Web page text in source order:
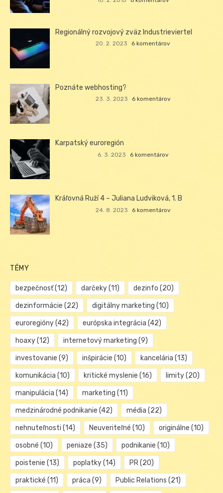
Regionálný rozvojový zväz Industrieviertel
20. 2. 2023 6 komentárov
Poznáte webhosting?
23. 3. 2023 6 komentárov
Karpatský euroregión
6. 3. 2023 6 komentárov
Kráľovná Ruží 4 – Juliana Ludviková, 1. B
24. 8. 2023 6 komentárov
TÉMY
bezpečnosť(12) darčeky(11) dezinfo (20)
dezinformácie (22) digitálny marketing (10)
euroregióny(42) európska integrácia (42)
hoaxy(12) internetový marketing (9)
investovanie (9) inšpirácie (10) kancelária (13)
komunikácia (10) kritické myslenie (16) limity(20)
manipulácia (14) marketing (11)
medzinárodné podnikanie (42) média (22)
nehnuteľnosti (14) Neuveriteľné (10) originálne (10)
osobné (10) peniaze (35) podnikanie (10)
poistenie (13) poplatky(14) PR(20)
praktické (11) práca (9) Public Relations (21)